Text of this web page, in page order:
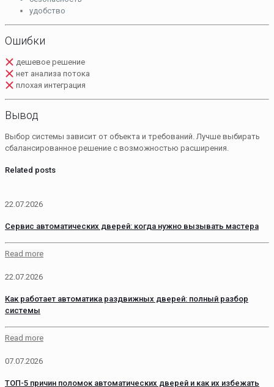
удобство
Ошибки
дешевое решение
нет анализа потока
плохая интеграция
Вывод
Выбор системы зависит от объекта и требований. Лучше выбирать
сбалансированное решение с возможностью расширения.
Related posts
22.07.2026
Сервис автоматических дверей: когда нужно вызывать мастера
Read more
22.07.2026
Как работает автоматика раздвижных дверей: полный разбор
системы
Read more
07.07.2026
ТОП-5 причин поломок автоматических дверей и как их избежать